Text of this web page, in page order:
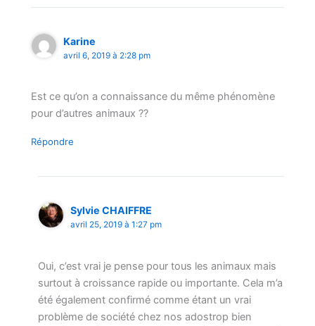
Karine
avril 6, 2019 à 2:28 pm
Est ce qu’on a connaissance du même phénomène
pour d’autres animaux ??
Répondre
Sylvie CHAIFFRE
avril 25, 2019 à 1:27 pm
Oui, c’est vrai je pense pour tous les animaux mais
surtout à croissance rapide ou importante. Cela m’a
été également confirmé comme étant un vrai
problème de société chez nos adostrop bien